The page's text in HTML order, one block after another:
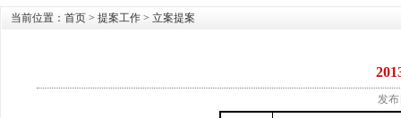
当前位置： 首页 > 提案工作 > 立案提案
发